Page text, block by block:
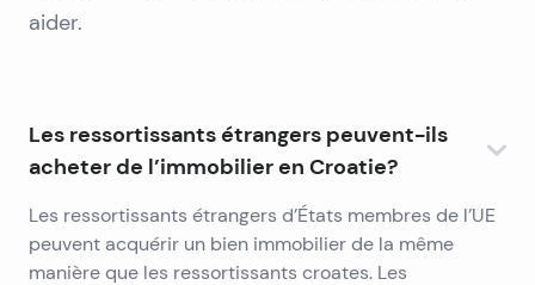
aider.
Les ressortissants étrangers peuvent-ils
acheter de l’immobilier en Croatie?
Les ressortissants étrangers d’États membres de l’UE
peuvent acquérir un bien immobilier de la même
manière que les ressortissants croates. Les